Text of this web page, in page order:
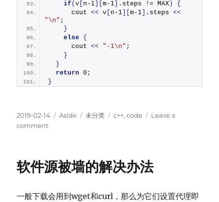
if (v n-1 ][m-1 . steps != MAX )
{
      cout
<< v n-1 ][m-1 . steps
<<
"\n" ;
}
else {
      cout
<< "-1\n" ;
}
}
return 0;
}
Posted
on
2019-02-14 Format
Aside Categories
未分类 Tags
c++,code
Leave a
commenton
软件源被墙的解决办法
一般下载会用到wget和curl，那么为它们设置代理即